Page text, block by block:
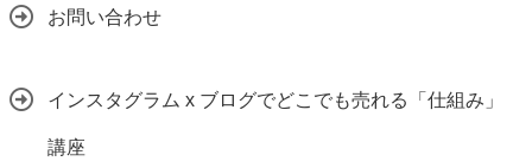
お問い合わせ
インスタグラム x ブログでどこでも売れる「仕組み」
講座